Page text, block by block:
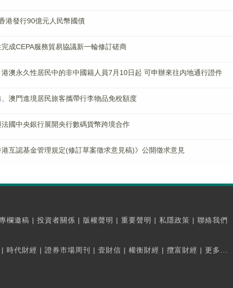
港發行90億元人民幣國債
成CEPA服務貿易協議新一輪修訂磋商
澳永久性居民中的非中國籍人員7月10日起 可申辦來往内地通行證件
澳門進境居民旅客攜帶行李物品免稅額度
國中央銀行展開央行數碼貨幣跨境合作
互認基金管理規定(修訂草案徵求意見稿)》公開徵求意見
欄邀稿 | 投資者關係 | 版權聲明 | 重要聲明 | 私隱政策 | 聯絡我們
| 時代財經 | 證券市場周刊 | 壹財信 | 權衡財經 | 攬富財經 | 更多...